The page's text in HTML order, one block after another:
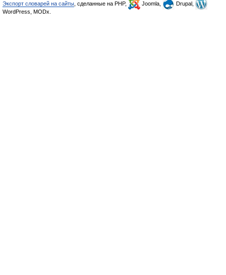
Экспорт словарей на сайты , сделанные на PHP, Joomla,
Drupal,
WordPress, MODx.